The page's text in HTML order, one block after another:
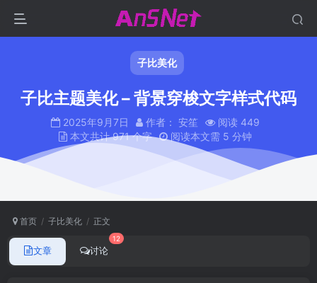
子比美化
子比主题美化 – 背景穿梭文字样式代码
2025年9月7日 作者： 安笙
阅读 449
本文共计 971 个字
阅读本文需 5 分钟
首页 子比美化 正文
文章 讨论
12